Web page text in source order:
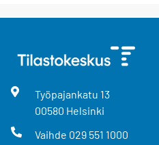
Työpajankatu 13
00580 Helsinki
Vaihde 029 551 1000